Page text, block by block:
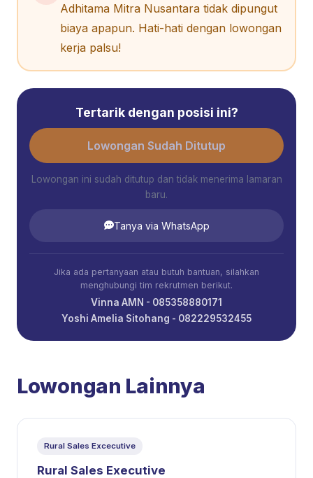
Adhitama Mitra Nusantara tidak dipungut
biaya apapun. Hati-hati dengan lowongan
kerja palsu!
Tertarik dengan posisi ini?
Lowongan Sudah Ditutup
Lowongan ini sudah ditutup dan tidak menerima lamaran
baru.
Tanya via WhatsApp
Jika ada pertanyaan atau butuh bantuan, silahkan
menghubungi tim rekrutmen berikut.
Vinna AMN - 085358880171
Yoshi Amelia Sitohang - 082229532455
Lowongan Lainnya
Rural Sales Excecutive
Rural Sales Executive